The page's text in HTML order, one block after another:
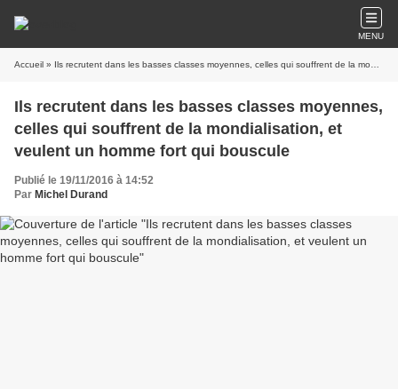
MENU
Accueil » Ils recrutent dans les basses classes moyennes, celles qui souffrent de la mondialisation, et veulent un homme fort qui bouscule
Ils recrutent dans les basses classes moyennes,
celles qui souffrent de la mondialisation, et
veulent un homme fort qui bouscule
Publié le 19/11/2016 à 14:52
Par Michel Durand